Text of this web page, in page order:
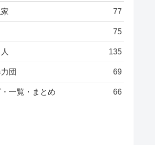
77
75
135
団 69
一覧・まとめ 66